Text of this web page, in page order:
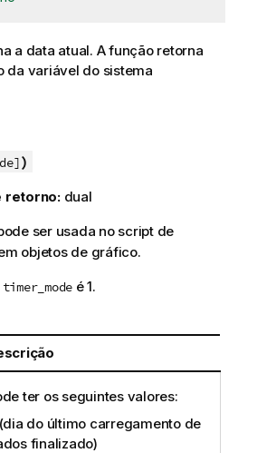
a data atual. A função retorna
da variável do sistema
)
retorno: dual
ser usada no script de
objetos de gráfico.
timer_mode é 1.
ter os seguintes valores:
do último carregamento de
finalizado)